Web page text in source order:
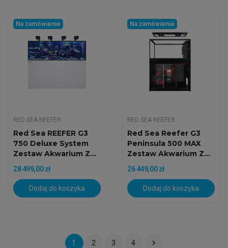
Na zamówienie
RED SEA REEFER
Red Sea REEFER G3
750 Deluxe System
Zestaw Akwarium Z...
28 499,00 zł
Dodaj do koszyka
Na zamówienie
RED SEA REEFER
Red Sea Reefer G3
Peninsula 500 MAX
Zestaw Akwarium Z...
26 449,00 zł
Dodaj do koszyka
1 2 3 4 